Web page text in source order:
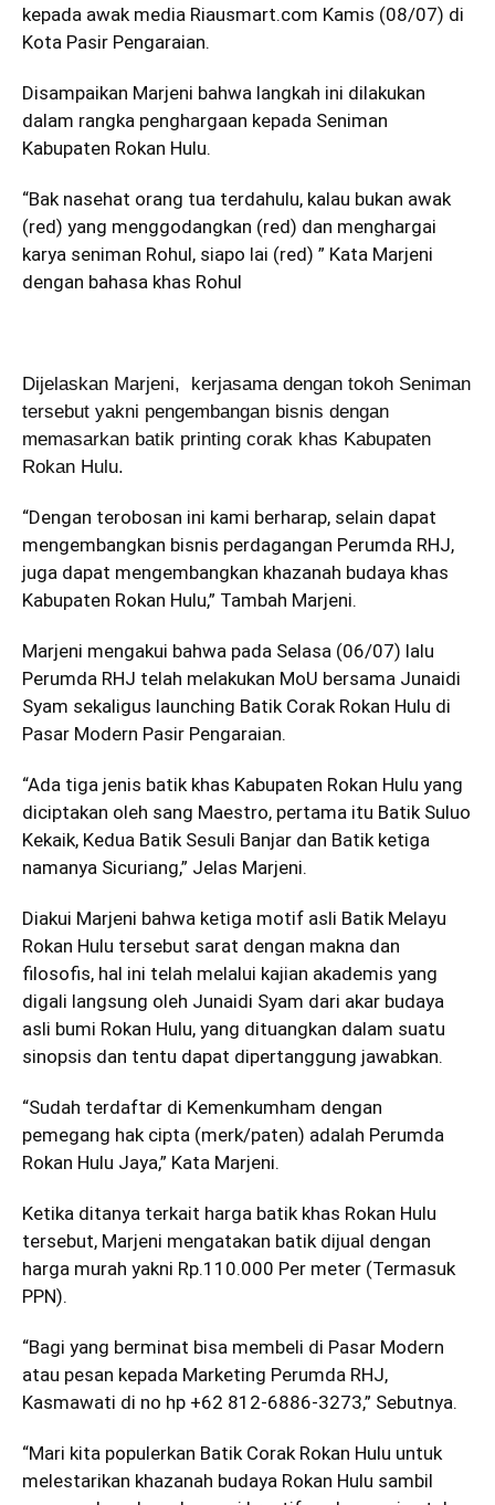
kepada awak media Riausmart.com Kamis (08/07) di
Kota Pasir Pengaraian.
Disampaikan Marjeni bahwa langkah ini dilakukan
dalam rangka penghargaan kepada Seniman
Kabupaten Rokan Hulu.
“Bak nasehat orang tua terdahulu, kalau bukan awak
(red) yang menggodangkan (red) dan menghargai
karya seniman Rohul, siapo lai (red) ” Kata Marjeni
dengan bahasa khas Rohul
Dijelaskan Marjeni, kerjasama dengan tokoh Seniman
tersebut yakni pengembangan bisnis dengan
memasarkan batik printing corak khas Kabupaten
Rokan Hulu.
“Dengan terobosan ini kami berharap, selain dapat
mengembangkan bisnis perdagangan Perumda RHJ,
juga dapat mengembangkan khazanah budaya khas
Kabupaten Rokan Hulu,” Tambah Marjeni.
Marjeni mengakui bahwa pada Selasa (06/07) lalu
Perumda RHJ telah melakukan MoU bersama Junaidi
Syam sekaligus launching Batik Corak Rokan Hulu di
Pasar Modern Pasir Pengaraian.
“Ada tiga jenis batik khas Kabupaten Rokan Hulu yang
diciptakan oleh sang Maestro, pertama itu Batik Suluo
Kekaik, Kedua Batik Sesuli Banjar dan Batik ketiga
namanya Sicuriang,” Jelas Marjeni.
Diakui Marjeni bahwa ketiga motif asli Batik Melayu
Rokan Hulu tersebut sarat dengan makna dan
filosofis, hal ini telah melalui kajian akademis yang
digali langsung oleh Junaidi Syam dari akar budaya
asli bumi Rokan Hulu, yang dituangkan dalam suatu
sinopsis dan tentu dapat dipertanggung jawabkan.
“Sudah terdaftar di Kemenkumham dengan
pemegang hak cipta (merk/paten) adalah Perumda
Rokan Hulu Jaya,” Kata Marjeni.
Ketika ditanya terkait harga batik khas Rokan Hulu
tersebut, Marjeni mengatakan batik dijual dengan
harga murah yakni Rp.110.000 Per meter (Termasuk
PPN).
“Bagi yang berminat bisa membeli di Pasar Modern
atau pesan kepada Marketing Perumda RHJ,
Kasmawati di no hp +62 812-6886-3273,” Sebutnya.
“Mari kita populerkan Batik Corak Rokan Hulu untuk
melestarikan khazanah budaya Rokan Hulu sambil